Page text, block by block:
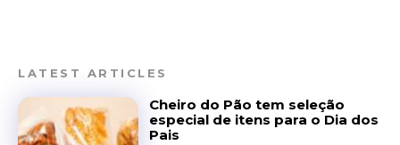
LATEST ARTICLES
Cheiro do Pão tem seleção
especial de itens para o Dia dos
Pais